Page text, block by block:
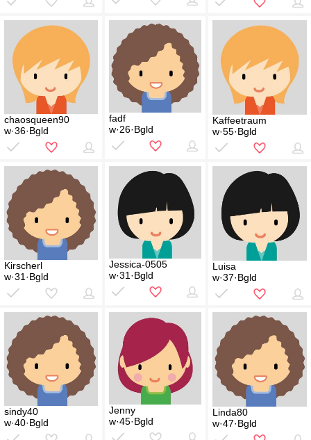
chaosqueen90
w·36·Bgld
fadf
w·26·Bgld
Kaffeetraum
w·55·Bgld
Kirscherl
w·31·Bgld
Jessica-0505
w·31·Bgld
Luisa
w·37·Bgld
sindy40
w·40·Bgld
Jenny
w·45·Bgld
Linda80
w·47·Bgld